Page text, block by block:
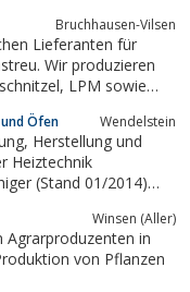
Bruchhausen-Vilsen
Lieferanten für
Wir produzieren
Öfen Wendelstein
und
Heiztechnik
(Stand 01/2014)
legt, für denWinsen (Aller)
Agrarproduzenten in
von Pflanzen